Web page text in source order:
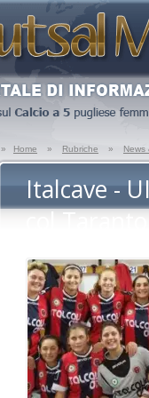
» Home » Rubriche » News
Italcave -
col